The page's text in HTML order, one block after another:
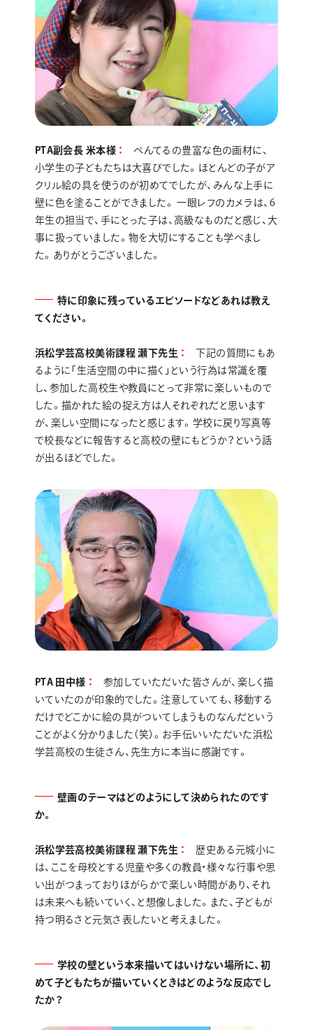
PTA副会長 米本様
ぺんてるの豊富な色の画材に、
小学生の子どもたちは大喜びでした。ほとんどの子がア
クリル絵の具を使うのが初めてでしたが、みんな上手に
壁に色を塗ることができました。 一眼レフのカメラは、6
年生の担当で、手にとった子は、高級なものだと感じ、大
事に扱っていました。物を大切にすることも学べまし
た。ありがとうございました。
特に印象に残っているエピソードなどあれば教え
てください。
浜松学芸高校美術課程 瀬下先生
下記の質問にもあ
るように「生活空間の中に描く」という行為は常識を覆
し、参加した高校生や教員にとって非常に楽しいもので
した。描かれた絵の捉え方は人それぞれだと思います
が、楽しい空間になったと感じます。学校に戻り写真等
で校長などに報告すると高校の壁にもどうか？という話
が出るほどでした。
PTA 田中様
参加していただいた皆さんが、楽しく描
いていたのが印象的でした。注意していても、移動する
だけでどこかに絵の具がついてしまうものなんだという
ことがよく分かりました（笑）。お手伝いいただいた浜松
学芸高校の生徒さん、先生方に本当に感謝です。
壁画のテーマはどのようにして決められたのです
か。
浜松学芸高校美術課程 瀬下先生
歴史ある元城小に
は、ここを母校とする児童や多くの教員・様々な行事や思
い出がつまっておりほがらかで楽しい時間があり、それ
は未来へも続いていく、と想像しました。また、子どもが
持つ明るさと元気さ表したいと考えました。
学校の壁という本来描いてはいけない場所に、初
めて子どもたちが描いていくときはどのような反応でし
たか？